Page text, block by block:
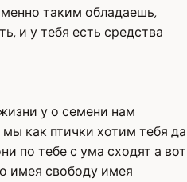
таким обладаешь,
и у тебя есть средства
у о семени нам
как птички хотим тебя да
по тебе с ума сходят а вот
имея свободу имея